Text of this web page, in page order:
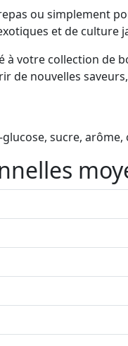
ou simplement
et de culture
votre collection de
de nouvelles
sucre, arôme,